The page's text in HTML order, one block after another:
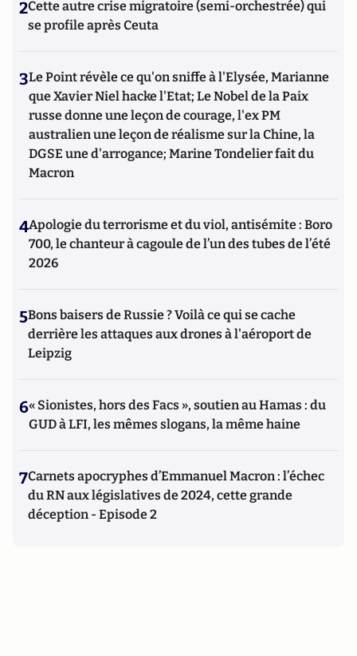
2Cette autre crise migratoire (semi-orchestrée) qui
se profile après Ceuta
3Le Point révèle ce qu'on sniffe à l'Elysée, Marianne
que Xavier Niel hacke l'Etat; Le Nobel de la Paix
russe donne une leçon de courage, l'ex PM
australien une leçon de réalisme sur la Chine, la
DGSE une d'arrogance; Marine Tondelier fait du
Macron
4Apologie du terrorisme et du viol, antisémite : Boro
700, le chanteur à cagoule de l’un des tubes de l’été
2026
5Bons baisers de Russie ? Voilà ce qui se cache
derrière les attaques aux drones à l'aéroport de
Leipzig
6« Sionistes, hors des Facs », soutien au Hamas : du
GUD à LFI, les mêmes slogans, la même haine
7Carnets apocryphes d’Emmanuel Macron : l’échec
du RN aux législatives de 2024, cette grande
déception - Episode 2